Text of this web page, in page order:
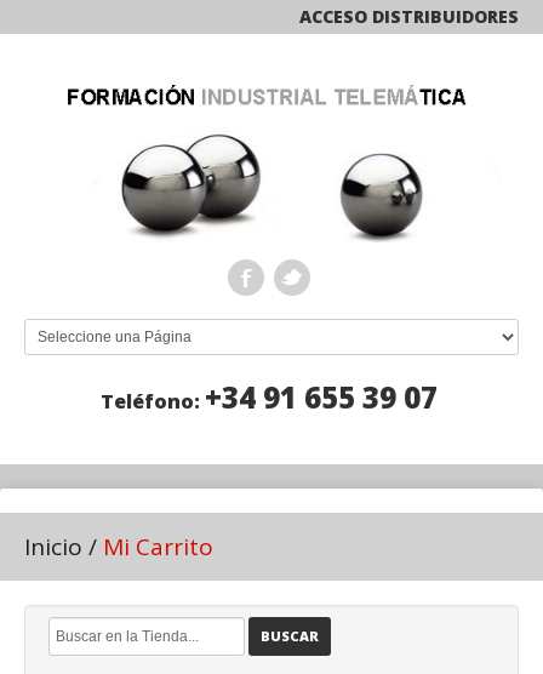
ACCESO DISTRIBUIDORES
Teléfono: +34 91 655 39 07
Inicio / Mi Carrito
BUSCAR